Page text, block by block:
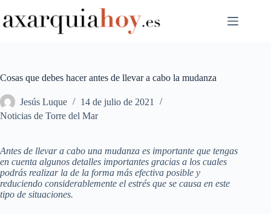
al
contenido
Cosas que debes hacer antes de llevar a cabo la mudanza
Jesús Luque
14 de julio de 2021
Noticias de Torre del Mar
Antes de llevar a cabo una mudanza es importante que tengas
en cuenta algunos detalles importantes gracias a los cuales
podrás realizar la de la forma más efectiva posible y
reduciendo considerablemente el estrés que se causa en este
tipo de situaciones.